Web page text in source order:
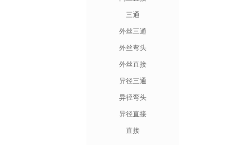
三通
外丝三通
外丝弯头
外丝直接
异径三通
异径弯头
异径直接
直接